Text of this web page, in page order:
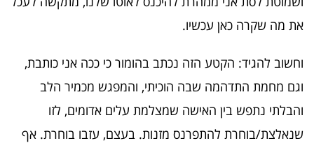
את מה שקרה כאן עכשיו.
וחשוב להגיד: הקטע הזה נכתב בהומור כי ככה אני כותבת,
וגם מחמת התדהמה שבה הוכיתי, והמפגש מכמיר הלב
והבלתי נתפש בין האישה שמצלמת עלים אדומים, לזו
שנאלצת/בוחרת להתפרנס מזנות. בעצם, עזבו בוחרת. אף